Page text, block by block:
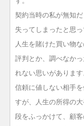
契約当時の私が無知
失ってしまったと思っ
人生を賭けた買い物
評判とか、調べなか
れない思いがあります
信頼に値しない相手
すが、人生の所得の
段をふっかけて、顧